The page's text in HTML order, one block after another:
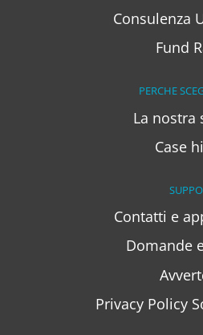
Consulenza
Fund
PERCHE
La nostra
Case
Contatti e
Domande
Privacy Policy